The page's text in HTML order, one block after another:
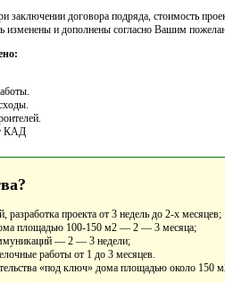
заключении договора подряда, стоимость
изменены и дополнены согласно Вашим
КАД
проекта от 3 недель до 2-х месяцев;
площадью 100-150 м2 — 2 — 3 месяца;
— 2 — 3 недели;
работы от 1 до 3 месяцев.
«под ключ» дома площадью около 150